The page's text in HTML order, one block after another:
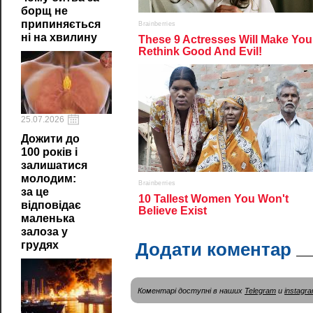
борщ не
припиняється
ні на хвилину
25.07.2026
Дожити до
100 років і
залишатися
молодим:
за це
відповідає
маленька
залоза у
грудях
Додати коментар
Коментарі доступні в наших Telegram и